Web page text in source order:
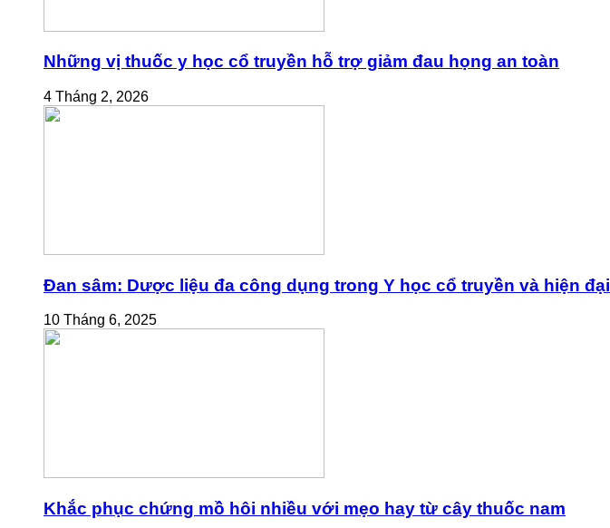
Những vị thuốc y học cổ truyền hỗ trợ giảm đau họng an toàn
4 Tháng 2, 2026
Đan sâm: Dược liệu đa công dụng trong Y học cổ truyền và hiện đại
10 Tháng 6, 2025
Khắc phục chứng mồ hôi nhiều với mẹo hay từ cây thuốc nam